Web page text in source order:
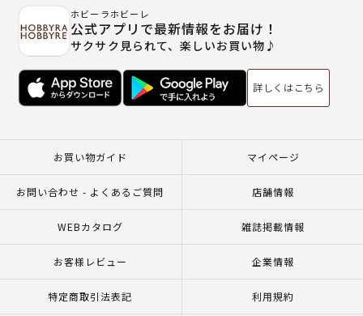
ホビーラホビーレ
公式アプリで最新情報をお届け！
サクサク見られて、楽しいお買い物♪
詳しくはこちら
お買い物ガイド マイページ
お問い合わせ - よくあるご質問 店舗情報
WEBカタログ 雑誌掲載情報
お客様レビュー 企業情報
特定商取引法表記 利用規約